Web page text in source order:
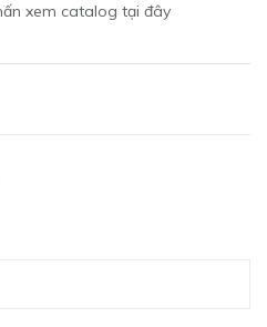
xem catalog tại đây